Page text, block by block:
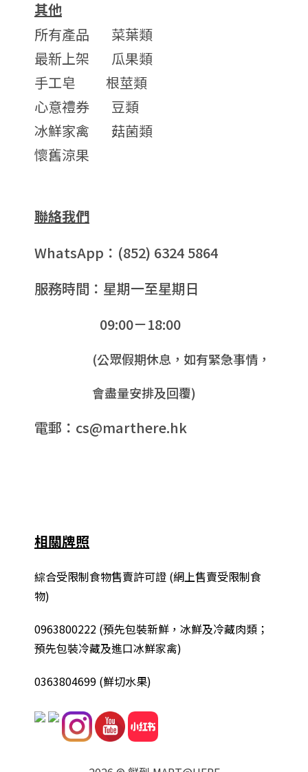
其他
所有產品
菜葉類
最新上架
瓜果類
手工皂
根莖類
心意禮券
豆類
冰鮮家禽
菇菌類
懷舊涼果
聯絡我們
WhatsApp：(852) 6324 5864
服務時間：星期一至星期日
09:00－18:00
(公眾假期休息，如有緊急事情，
會盡量安排及回覆)
電郵：cs@marthere.hk
相關牌照
綜合受限制食物售賣許可證 (網上售賣受限制食
物)
0963800222 (預先包裝新鮮，冰鮮及冷藏肉類；
預先包裝冷藏及進口冰鮮家禽)
0363804699 (鮮切水果)